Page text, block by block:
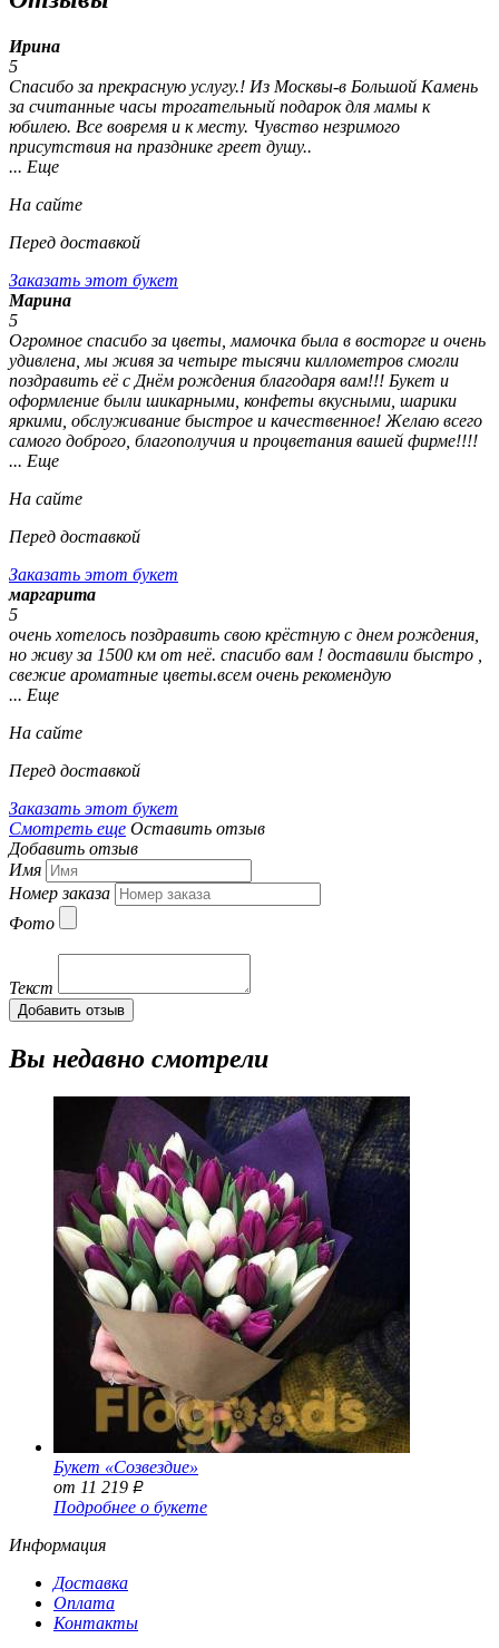
Ирина
5
Спасибо за прекрасную услугу.! Из Москвы-в Большой Камень
за считанные часы трогательный подарок для мамы к
юбилею. Все вовремя и к месту. Чувство незримого
присутствия на празднике греет душу..
... Еще
На сайте
Перед доставкой
Заказать этот букет
Марина
5
Огромное спасибо за цветы, мамочка была в восторге и очень
удивлена, мы живя за четыре тысячи киллометров смогли
поздравить её с Днём рождения благодаря вам!!! Букет и
оформление были шикарными, конфеты вкусными, шарики
яркими, обслуживание быстрое и качественное! Желаю всего
самого доброго, благополучия и процветания вашей фирме!!!!
... Еще
На сайте
Перед доставкой
Заказать этот букет
маргарита
5
очень хотелось поздравить свою крёстную с днем рождения,
но живу за 1500 км от неё. спасибо вам ! доставили быстро ,
свежие ароматные цветы.всем очень рекомендую
... Еще
На сайте
Перед доставкой
Заказать этот букет
Смотреть еще Оставить отзыв
Добавить отзыв
Имя
Номер заказа
Фото
Текст
Добавить отзыв
Вы недавно смотрели
Букет «Созвездие»
от 11 219 Р
Подробнее о букете
Информация
Доставка
Оплата
Контакты